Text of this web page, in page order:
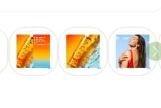
larger imageView larger imageView larger image
View